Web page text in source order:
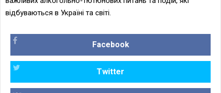
відбуваються в Україні та світі.
Facebook
Twitter